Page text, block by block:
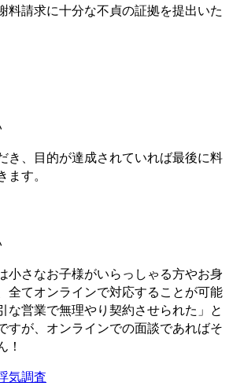
料請求に十分な不貞の証拠を提出いた
き 、 目的が達成されていれば最後に料
ます。
小さなお子様がいらっしゃる方やお身
全てオンラインで対応することが可能
な営業で無理やり契約させられた」と
すが、 オンラインでの面談であればそ
！
気調査